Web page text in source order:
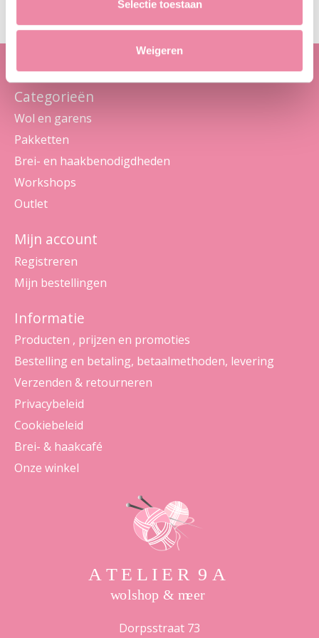
Selectie toestaan
Weigeren
Categorieën
Wol en garens
Pakketten
Brei- en haakbenodigdheden
Workshops
Outlet
Mijn account
Registreren
Mijn bestellingen
Informatie
Producten , prijzen en promoties
Bestelling en betaling, betaalmethoden, levering
Verzenden & retourneren
Privacybeleid
Cookiebeleid
Brei- & haakcafé
Onze winkel
Dorpsstraat 73